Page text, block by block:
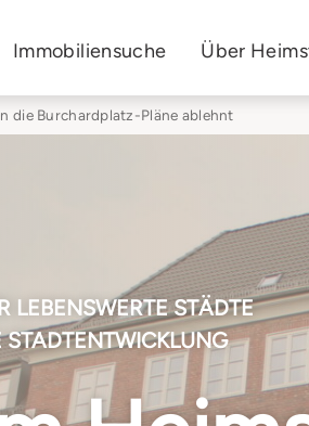
Immobiliensuche Über
die Burchardplatz-Pläne ablehnt
LEBENSWERTE STÄDTE